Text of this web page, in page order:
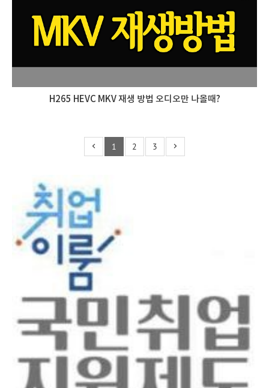
H265 HEVC MKV 재생 방법 오디오만 나올때?
1 2 3